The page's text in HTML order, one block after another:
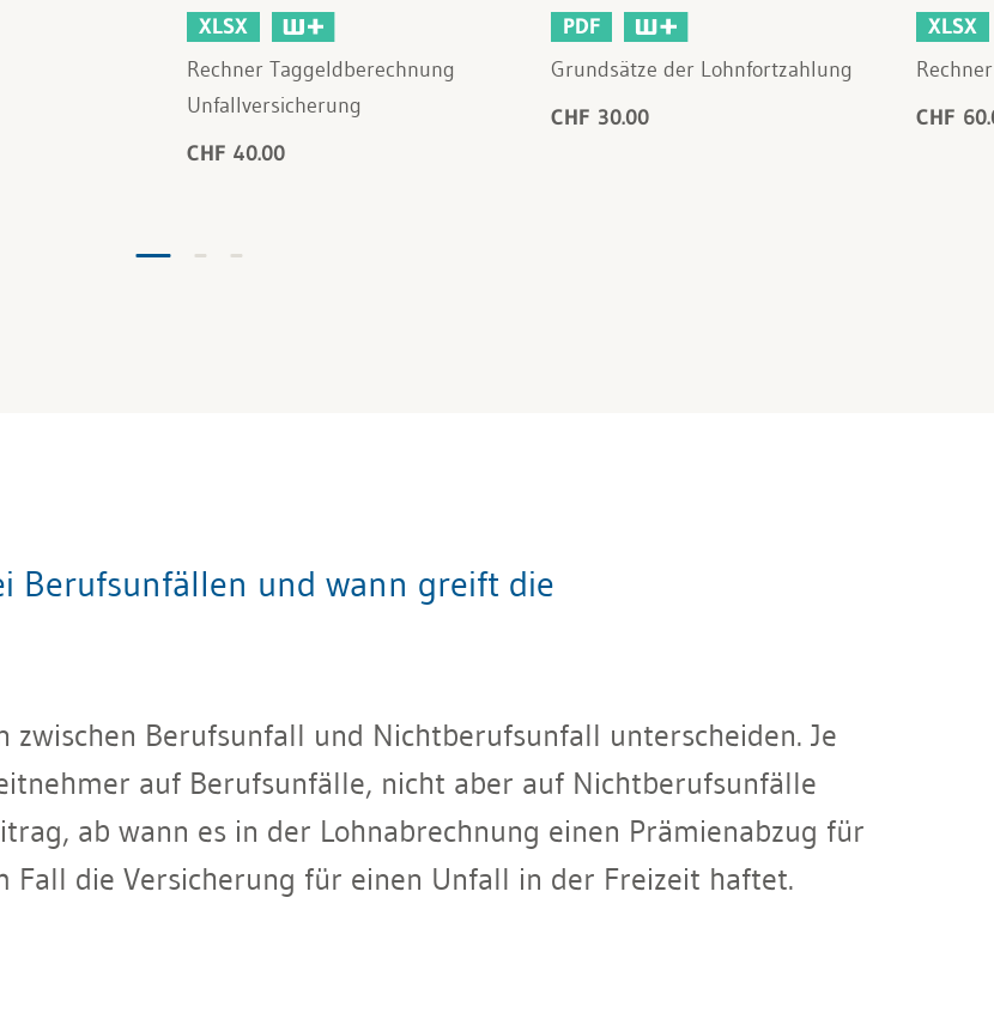
XLSX
Rechner Taggeldberechnung
Unfallversicherung
CHF 40.00
PDF
Grundsätze der Lohnfortzahlung
CHF 30.00
XLSX
CHF
Berufsunfällen und wann greift die
Berufsunfall und Nichtberufsunfall unterscheiden. Je
auf Berufsunfälle, nicht aber auf Nichtberufsunfälle
ab wann es in der Lohnabrechnung einen Prämienabzug für
Fall die Versicherung für einen Unfall in der Freizeit haftet.